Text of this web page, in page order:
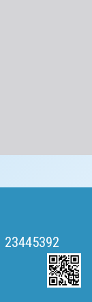
23445392